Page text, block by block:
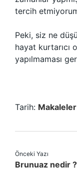
tercih
Peki, siz ne
hayat kurtarıcı
yapılmaması
Tarih: Makaleler
Önceki Yazı
Brunuaz nedir ?